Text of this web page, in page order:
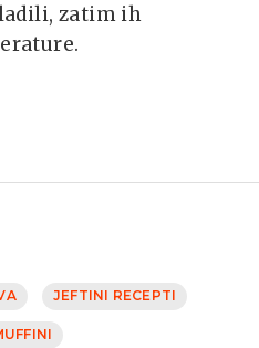
zatim ih
JEFTINI RECEPTI